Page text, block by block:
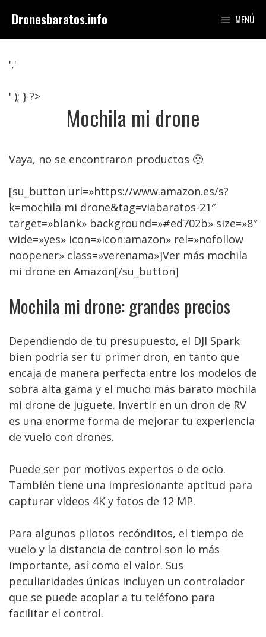
contenido
Dronesbaratos.info MENÚ
','
' ); } ?>
Mochila mi drone
Vaya, no se encontraron productos 🙁
[su_button url=»https://www.amazon.es/s?
k=mochila mi drone&tag=viabaratos-21″
target=»blank» background=»#ed702b» size=»8″
wide=»yes» icon=»icon:amazon» rel=»nofollow
noopener» class=»verenama»]Ver más mochila
mi drone en Amazon[/su_button]
Mochila mi drone: grandes precios
Dependiendo de tu presupuesto, el DJI Spark
bien podría ser tu primer dron, en tanto que
encaja de manera perfecta entre los modelos de
sobra alta gama y el mucho más barato mochila
mi drone de juguete. Invertir en un dron de RV
es una enorme forma de mejorar tu experiencia
de vuelo con drones.
Puede ser por motivos expertos o de ocio.
También tiene una impresionante aptitud para
capturar vídeos 4K y fotos de 12 MP.
Para algunos pilotos recónditos, el tiempo de
vuelo y la distancia de control son lo más
importante, así como el valor. Sus
peculiaridades únicas incluyen un controlador
que se puede acoplar a tu teléfono para
facilitar el control.